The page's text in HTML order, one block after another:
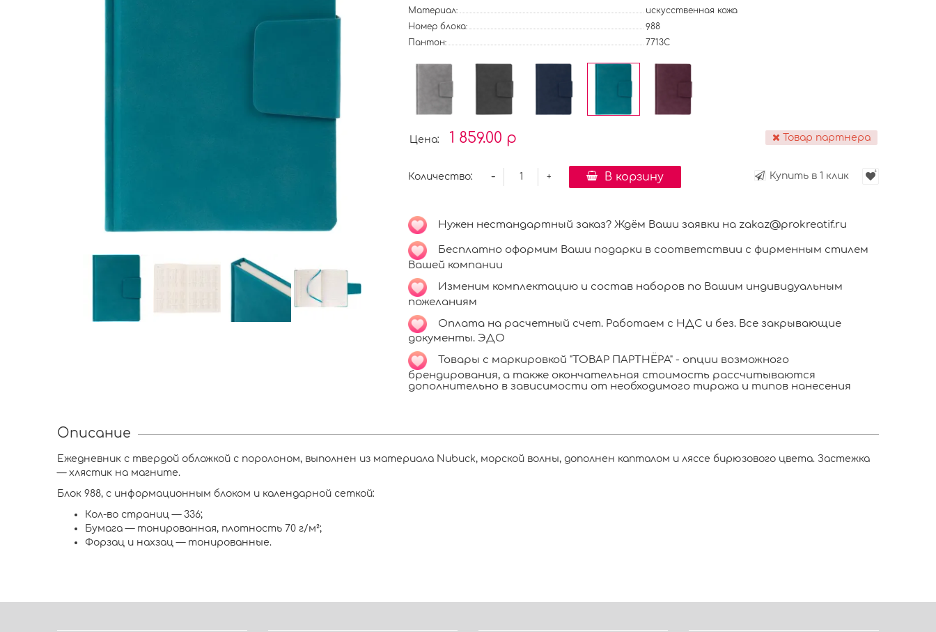
Материал:
искусственная кожа
Номер блока:
988
Пантон:
7713C
Цена: 1 859.00 р Товар партнера
Количество: +
- В корзину Купить в 1 клик
Нужен нестандартный заказ? Ждём Ваши заявки на zakaz@prokreatif.ru
Бесплатно оформим Ваши подарки в соответствии с фирменным стилем
Вашей компании
Изменим комплектацию и состав наборов по Вашим индивидуальным
пожеланиям
Оплата на расчетный счет. Работаем с НДС и без. Все закрывающие
документы. ЭДО
Товары с маркировкой "ТОВАР ПАРТНЁРА" - опции возможного
брендирования, а также окончательная стоимость рассчитываются
дополнительно в зависимости от необходимого тиража и типов нанесения
Описание
Ежедневник с твердой обложкой c поролоном, выполнен из материала Nubuck, морской волны, дополнен капталом и ляссе бирюзового цвета. Застежка
— хлястик на магните.
Блок 988, с информационным блоком и календарной сеткой:
Кол-во страниц — 336;
Бумага — тонированная, плотность 70 г/м²;
Форзац и нахзац — тонированные.